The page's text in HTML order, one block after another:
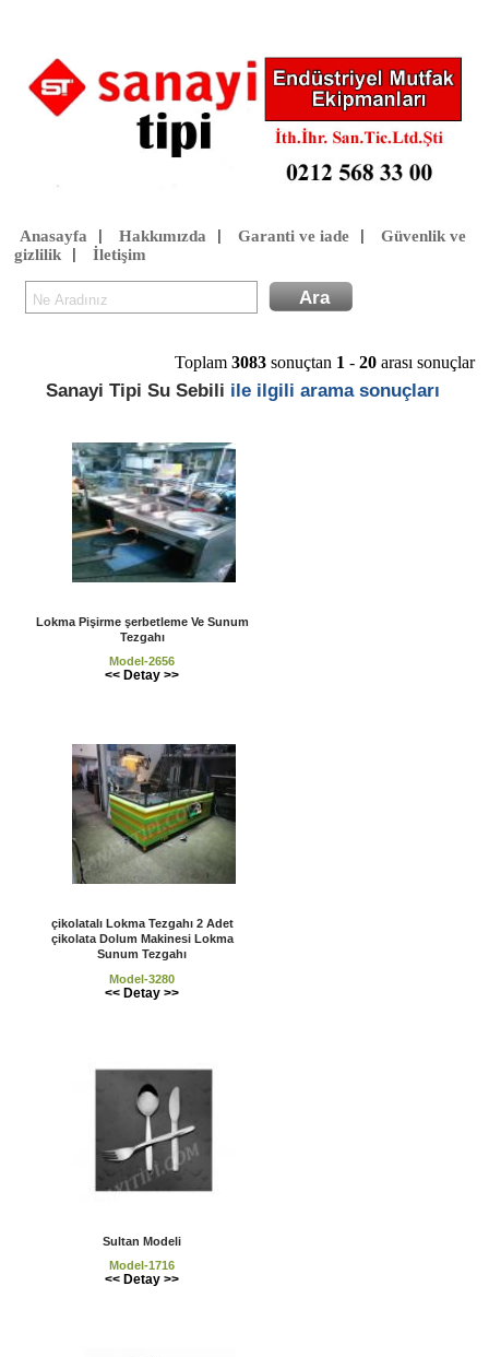
Anasayfa Hakkımızda Garanti ve iade
Güvenlik ve
gizlilik| İletişim
Toplam 3083 sonuçtan 1 - 20 arası sonuçlar
Sanayi Tipi Su Sebili ile ilgili arama sonuçları
Lokma Pişirme şerbetleme Ve Sunum
Tezgahı
Model-2656
<< Detay >>
çikolatalı Lokma Tezgahı 2 Adet
çikolata Dolum Makinesi Lokma
Sunum Tezgahı
Model-3280
<< Detay >>
Sultan Modeli
Model-1716
<< Detay >>